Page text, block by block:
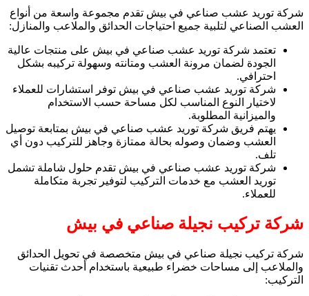
شركة توريد عشب صناعي في بيش تقدم مجموعة واسعة من أنواع
العشب الصناعي لتلبية جميع احتياجات الحدائق والملاعب والمنازل:
تعتمد شركة توريد عشب صناعي في بيش على منتجات عالية
الجودة لضمان مرونة العشب ومتانته وسهولة تركيبه بشكل
احترافي.
شركة توريد عشب صناعي في بيش توفر استشارات للعملاء
لاختيار النوع المناسب لكل مساحة حسب الاستخدام
والميزانية المطلوبة.
يهتم فريق شركة توريد عشب صناعي في بيش بمتابعة توصيل
العشب وضمان وصوله بحالة ممتازة وجاهز للتركيب دون أي
تلف.
شركة توريد عشب صناعي في بيش تقدم حلول شاملة تشمل
توريد العشب مع خدمات التركيب لتوفير تجربة متكاملة
للعملاء.
شركة تركيب نجيلة صناعي في بيش
شركة تركيب نجيلة صناعي في بيش متخصصة في تحويل الحدائق
والملاعب إلى مساحات خضراء طبيعية باستخدام أحدث تقنيات
التركيب: